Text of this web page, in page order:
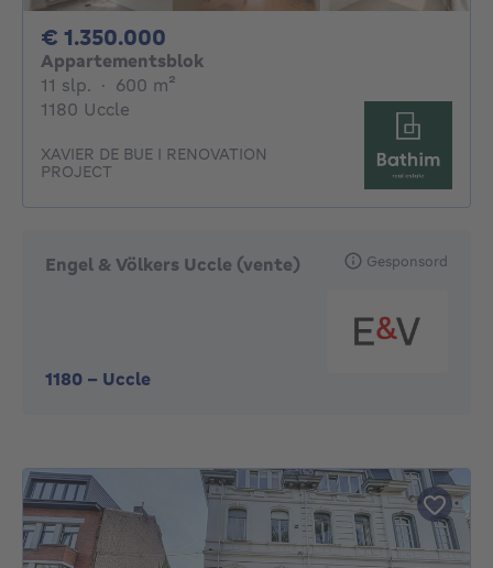
€ 1.350.000
Appartementsblok
11 slp. 11 slaapkamers
· 600 m²
1180 Uccle
XAVIER DE BUE I RENOVATION
PROJECT
Engel & Völkers Uccle (vente)
1180 - Uccle
Gesponsord